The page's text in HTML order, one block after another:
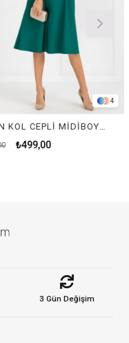
4
UZUN KOL CEPLİ MİDİBOY ELBİSE-YEŞİL
₺499,00
3 Gün Değişim